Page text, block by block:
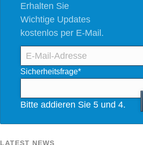
Erhalten Sie
Wichtige Updates
kostenlos per E-Mail.
E-
Mail-
Adresse
Pflichtfeld
Sicherheitsfrage*
Bitte addieren Sie 5 und 4.
LATEST NEWS